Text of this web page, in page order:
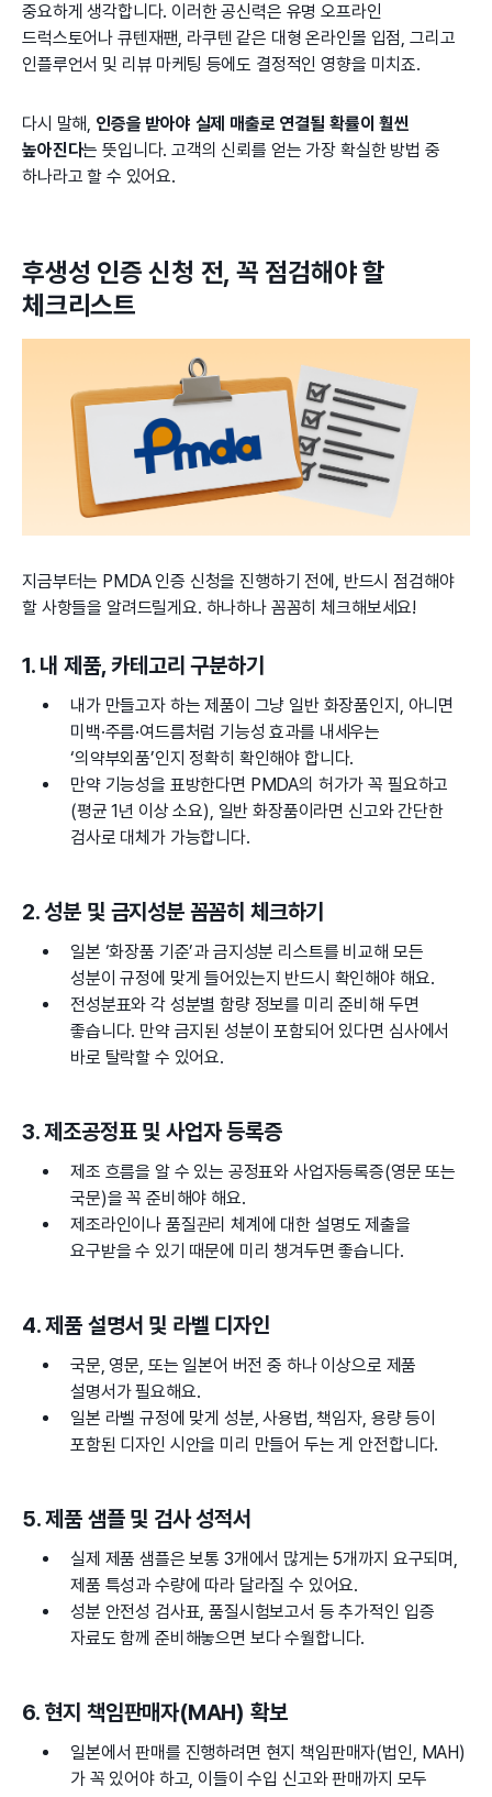
중요하게 생각합니다. 이러한 공신력은 유명 오프라인
드럭스토어나 큐텐재팬, 라쿠텐 같은 대형 온라인몰 입점, 그리고
인플루언서 및 리뷰 마케팅 등에도 결정적인 영향을 미치죠.
다시 말해, 인증을 받아야 실제 매출로 연결될 확률이 훨씬
높아진다는 뜻입니다. 고객의 신뢰를 얻는 가장 확실한 방법 중
하나라고 할 수 있어요.
후생성 인증 신청 전, 꼭 점검해야 할
체크리스트
지금부터는 PMDA 인증 신청을 진행하기 전에, 반드시 점검해야
할 사항들을 알려드릴게요. 하나하나 꼼꼼히 체크해보세요!
1. 내 제품, 카테고리 구분하기
내가 만들고자 하는 제품이 그냥 일반 화장품인지, 아니면
미백·주름·여드름처럼 기능성 효과를 내세우는
‘의약부외품’인지 정확히 확인해야 합니다.
만약 기능성을 표방한다면 PMDA의 허가가 꼭 필요하고
(평균 1년 이상 소요), 일반 화장품이라면 신고와 간단한
검사로 대체가 가능합니다.
2. 성분 및 금지성분 꼼꼼히 체크하기
일본 ‘화장품 기준’과 금지성분 리스트를 비교해 모든
성분이 규정에 맞게 들어있는지 반드시 확인해야 해요.
전성분표와 각 성분별 함량 정보를 미리 준비해 두면
좋습니다. 만약 금지된 성분이 포함되어 있다면 심사에서
바로 탈락할 수 있어요.
3. 제조공정표 및 사업자 등록증
제조 흐름을 알 수 있는 공정표와 사업자등록증(영문 또는
국문)을 꼭 준비해야 해요.
제조라인이나 품질관리 체계에 대한 설명도 제출을
요구받을 수 있기 때문에 미리 챙겨두면 좋습니다.
4. 제품 설명서 및 라벨 디자인
국문, 영문, 또는 일본어 버전 중 하나 이상으로 제품
설명서가 필요해요.
일본 라벨 규정에 맞게 성분, 사용법, 책임자, 용량 등이
포함된 디자인 시안을 미리 만들어 두는 게 안전합니다.
5. 제품 샘플 및 검사 성적서
실제 제품 샘플은 보통 3개에서 많게는 5개까지 요구되며,
제품 특성과 수량에 따라 달라질 수 있어요.
성분 안전성 검사표, 품질시험보고서 등 추가적인 입증
자료도 함께 준비해놓으면 보다 수월합니다.
6. 현지 책임판매자(MAH) 확보
일본에서 판매를 진행하려면 현지 책임판매자(법인, MAH)
가 꼭 있어야 하고, 이들이 수입 신고와 판매까지 모두